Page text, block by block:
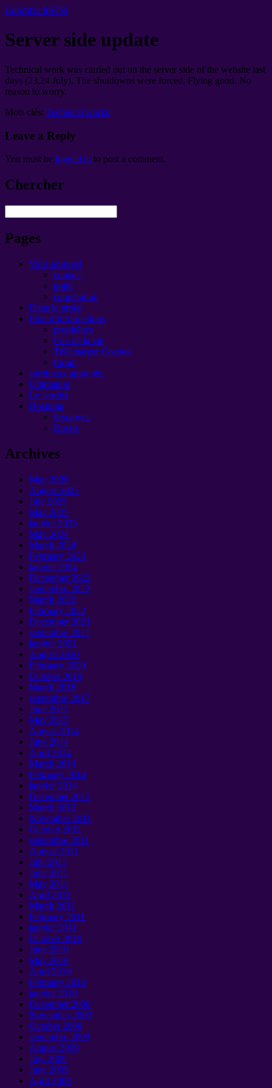
CoSmOs InFiNi
Server side update
Technical work was carried out on the server side of the website last
days (23,24 July). The shutdowns were forced. Flying good. No
reason to worry.
Mots clés: Technical works
Leave a Reply
You must be logged in to post a comment.
Chercher
Pages
Vous pouvez!
contact
point
coopération
Dans le projet
Flux d’informations
prophéties
Prix ​​de la vie
Télécharger Cosmos
forum
spiritueux apprentis
Ultimatum
Le verdict
Помощь
Беларусь
Russie
Archives
May 2026
August 2025
July 2025
May 2025
janvier 2025
May 2024
March 2024
February 2024
janvier 2024
December2022
septembre 2022
March 2022
February 2022
December2021
septembre 2021
janvier 2021
August 2020
February 2020
October2019
March 2018
septembre 2017
June 2017
May 2015
August 2014
June 2014
April 2014
March 2014
February 2014
janvier 2014
December2012
March 2012
November2011
October2011
septembre 2011
August 2011
July 2011
June 2011
May 2011
April 2011
March 2011
February 2011
janvier 2011
October2010
June 2010
May 2010
April 2010
February 2010
janvier 2010
December2009
November2009
October2009
septembre 2009
August 2009
July 2009
June 2009
April 2009